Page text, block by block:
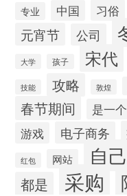
专业 中国 习俗
元宵节 公司
大学 孩子 宋代
技能 攻略 敦煌
春节期间 是一个
游戏 电子商务
红包 网站 自
都是 采购